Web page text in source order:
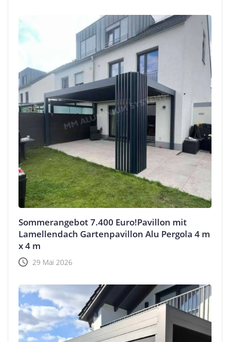
Sommerangebot 7.400 Euro!Pavillon mit
Lamellendach Gartenpavillon Alu Pergola 4 m
x 4 m
29 Mai 2026